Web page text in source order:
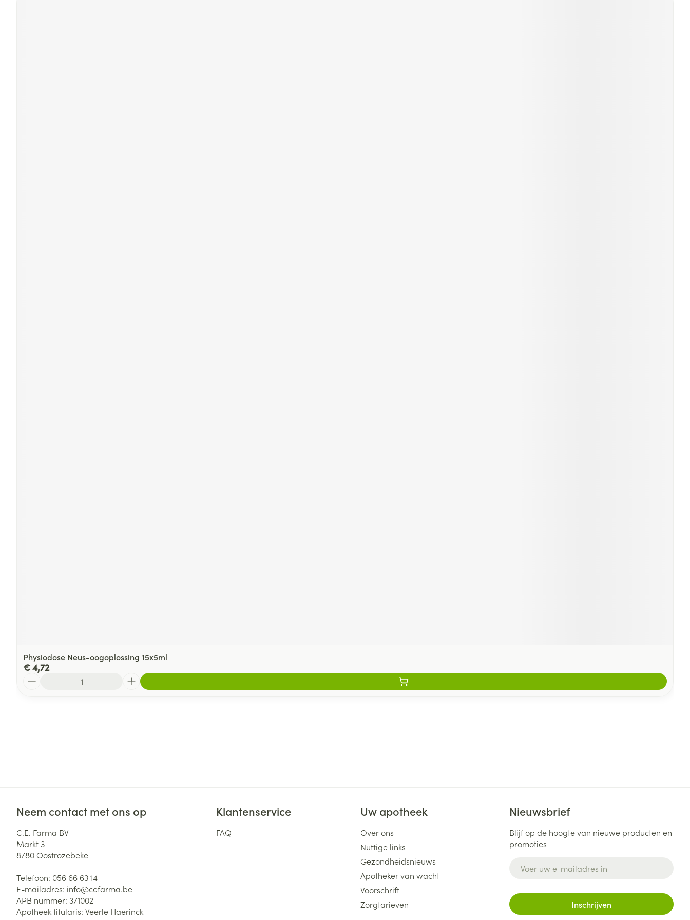
Physiodose Neus-oogoplossing 15x5ml
€ 4,72
Neem contact met ons op
C.E. Farma BV
Markt 3
8780Oostrozebeke
Telefoon: 056 66 63 14
E-mailadres: info@cefarma.be
APB nummer: 371002
Apotheek titularis: Veerle Haerinck
Klantenservice
FAQ
Uw apotheek
Over ons
Nuttige links
Gezondheidsnieuws
Apotheker van wacht
Voorschrift
Zorgtarieven
Nieuwsbrief
Blijf op de hoogte van nieuwe producten en
promoties
Inschrijven